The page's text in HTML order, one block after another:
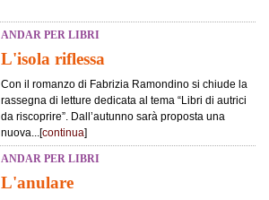
ANDAR PER LIBRI
L'isola riflessa
Con il romanzo di Fabrizia Ramondino si chiude la
rassegna di letture dedicata al tema “Libri di autrici
da riscoprire”. Dall’autunno sarà proposta una
nuova...[continua]
ANDAR PER LIBRI
L'anulare